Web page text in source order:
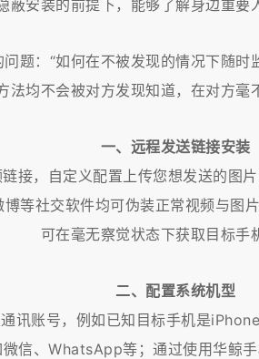
安装的前提下，能够了解身边重要
题：“如何在不被发现的情况下随时
均不会被对方发现知道，在对方毫
一、远程发送链接安装
接，自定义配置上传您想发送的图
等社交软件均可伪装正常视频与图
可在毫无察觉状态下获取目标手
二、配置系统机型
讯账号，例如已知目标手机是
信、WhatsApp等；通过使用华鲸